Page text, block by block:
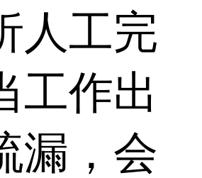
人工完
工作出
漏，会